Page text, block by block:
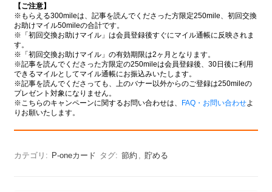
【ご注意】
※もらえる300mileは、記事を読んでくださった方限定250mile、初回交換
お助けマイル50mileの合計です。
※「初回交換お助けマイル」は会員登録後すぐにマイル通帳に反映されま
す。
※「初回交換お助けマイル」の有効期限は2ヶ月となります。
※記事を読んでくださった方限定の250mileは会員登録後、30日後に利用
できるマイルとしてマイル通帳にお振込みいたします。
※記事を読んでくださっても、上のバナー以外からのご登録は250mileの
プレゼント対象になりません。
※こちらのキャンペーンに関するお問い合わせは、 FAQ・お問い合わせよ
りお願いたします。
カテゴリ: P-oneカード タグ: 節約 貯める